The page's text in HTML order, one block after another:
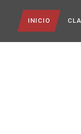
INICIO